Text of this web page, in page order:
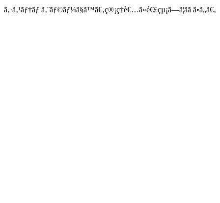
ã‚·ã‚¹ãƒ†ãƒ ã‚¨ãƒ©ãƒ¼ã§ã™ã€‚ç®¡ç†è€…ã«é€£çµ¡ã—ã¦ãã ã•ã„ã€‚